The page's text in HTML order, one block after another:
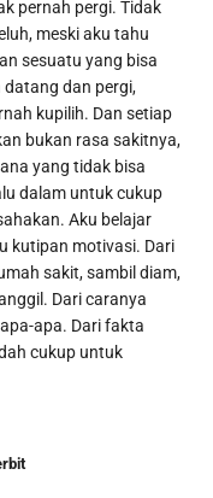
pernah pergi. Tidak
meski aku tahu
sesuatu yang bisa
dan pergi,
kupilih. Dan setiap
bukan rasa sakitnya,
yang tidak bisa
dalam untuk cukup
Aku belajar
kutipan motivasi. Dari
sakit, sambil diam,
Dari caranya
apa. Dari fakta
cukup untuk